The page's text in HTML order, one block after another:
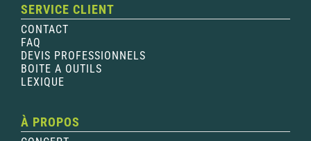
SERVICE CLIENT
CONTACT
FAQ
DEVIS PROFESSIONNELS
BOITE A OUTILS
LEXIQUE
À PROPOS